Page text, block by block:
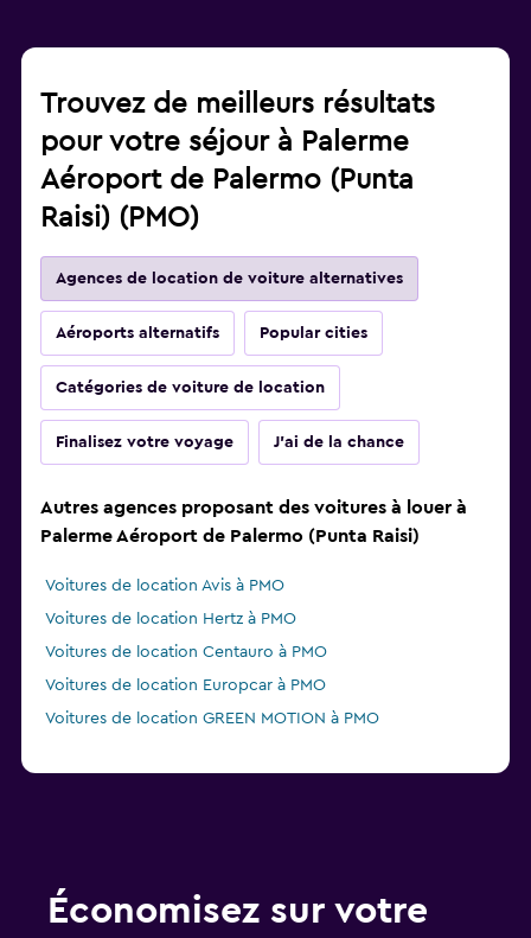
Trouvez de meilleurs résultats
pour votre séjour à Palerme
Aéroport de Palermo (Punta
Raisi) (PMO)
Agences de location de voiture alternatives
Aéroports alternatifs Popular cities
Catégories de voiture de location
Finalisez votre voyage J'ai de la chance
Autres agences proposant des voitures à louer à
Palerme Aéroport de Palermo (Punta Raisi)
Voitures de location Avis à PMO
Voitures de location Hertz à PMO
Voitures de location Centauro à PMO
Voitures de location Europcar à PMO
Voitures de location GREEN MOTION à PMO
Économisez sur votre